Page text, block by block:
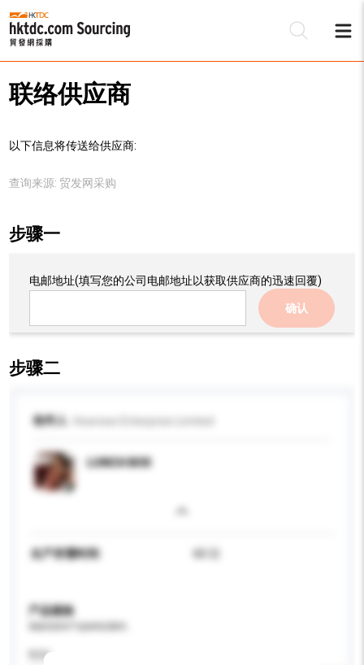
联络供应商
以下信息将传送给供应商:
查询来源: 贸发网采购
步骤一
电邮地址(填写您的公司电邮地址以获取供应商的迅速回覆)
确认
步骤二
收件人
LUNCH BOX
生产所需时间 60 日
产品规格
性别